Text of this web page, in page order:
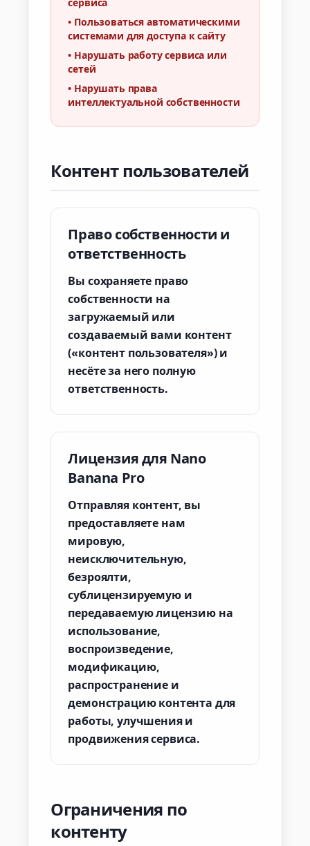
• Пользоваться автоматическими
системами для доступа к сайту
• Нарушать работу сервиса или
сетей
• Нарушать права
интеллектуальной собственности
Контент пользователей
Право собственности и
ответственность
Вы сохраняете право
собственности на
загружаемый или
создаваемый вами контент
(«контент пользователя») и
несёте за него полную
ответственность.
Лицензия для Nano
Banana Pro
Отправляя контент, вы
предоставляете нам
мировую,
неисключительную,
безроялти,
сублицензируемую и
передаваемую лицензию на
использование,
воспроизведение,
модификацию,
распространение и
демонстрацию контента для
работы, улучшения и
продвижения сервиса.
Ограничения по
контенту